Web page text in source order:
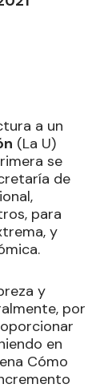
a un
(La U)
se
de
para
y
y
por
en
Cómo